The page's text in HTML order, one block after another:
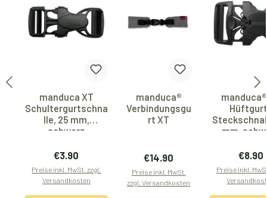
manduca XT
Schultergurtschna
lle, 25 mm,
schwarz
Regulärer Preis:
€3.90
Preise inkl. MwSt. zzgl.
Versandkosten
manduca®
Verbindungsgu
rt XT
Regulärer Preis:
€14.90
Preise inkl. MwSt.
zzgl. Versandkosten
mm,
€8.90
Preise inkl.